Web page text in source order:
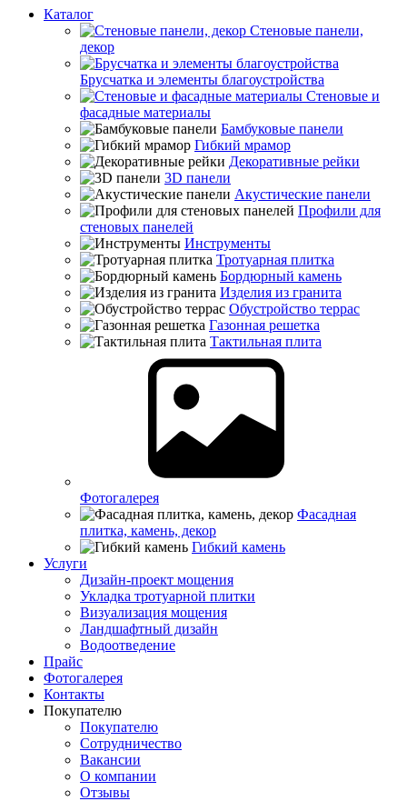
Каталог
Стеновые панели,
декор
Брусчатка и элементы благоустройства
Стеновые и
фасадные материалы
Бамбуковые панели
Гибкий мрамор
Декоративные рейки
3D панели
Акустические панели
Профили для
стеновых панелей
Инструменты
Тротуарная плитка
Бордюрный камень
Изделия из гранита
Обустройство террас
Газонная решетка
Тактильная плита
Фотогалерея
Фасадная
плитка, камень, декор
Гибкий камень
Услуги
Дизайн-проект мощения
Укладка тротуарной плитки
Визуализация мощения
Ландшафтный дизайн
Водоотведение
Прайс
Фотогалерея
Контакты
Покупателю
Покупателю
Сотрудничество
Вакансии
О компании
Отзывы